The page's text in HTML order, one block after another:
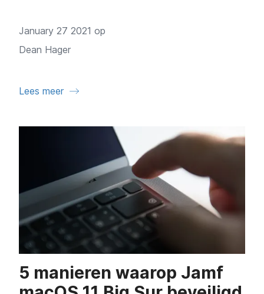
Lees meer
January 27 2021 op
Dean Hager
5 manieren waarop Jamf